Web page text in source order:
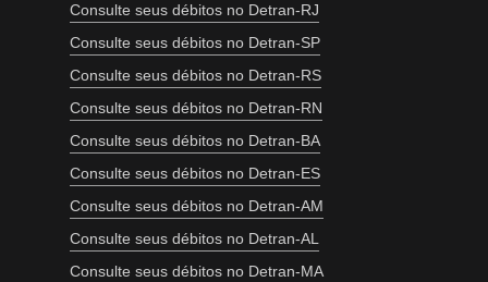
Consulte seus débitos no Detran-RJ
Consulte seus débitos no Detran-SP
Consulte seus débitos no Detran-RS
Consulte seus débitos no Detran-RN
Consulte seus débitos no Detran-BA
Consulte seus débitos no Detran-ES
Consulte seus débitos no Detran-AM
Consulte seus débitos no Detran-AL
Consulte seus débitos no Detran-MA